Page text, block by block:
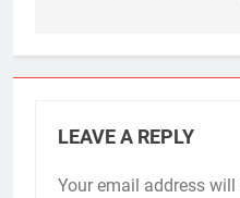
LEAVE A REPLY
Your email address